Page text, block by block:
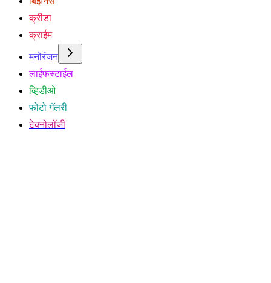
क्रीडा
क्राईम
मनोरंजन
लाईफस्टाईल
व्हिडीओ
फोटो गॅलरी
टेक्नोलॉजी